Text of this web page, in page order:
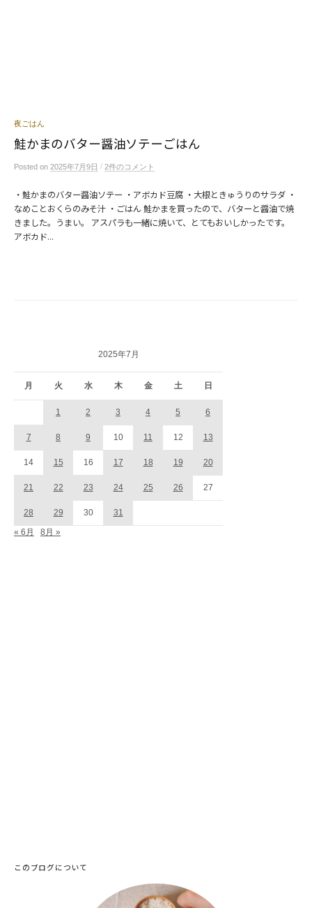
夜ごはん
鮭かまのバター醤油ソテーごはん
Posted on 2025年7月9日 / 2件のコメント
・鮭かまのバター醤油ソテー ・アボカド豆腐 ・大根ときゅうりのサラダ ・
なめことおくらのみそ汁 ・ごはん 鮭かまを買ったので、バターと醤油で焼
きました。うまい。 アスパラも一緒に焼いて、とてもおいしかったです。
アボカド...
2025年7月
月 火 水 木 金 土 日
1 2 3 4 5 6
7 8 9 10 11 12 13
14 15 16 17 18 19 20
21 22 23 24 25 26 27
28 29 30 31
« 6月 8月 »
このブログについて